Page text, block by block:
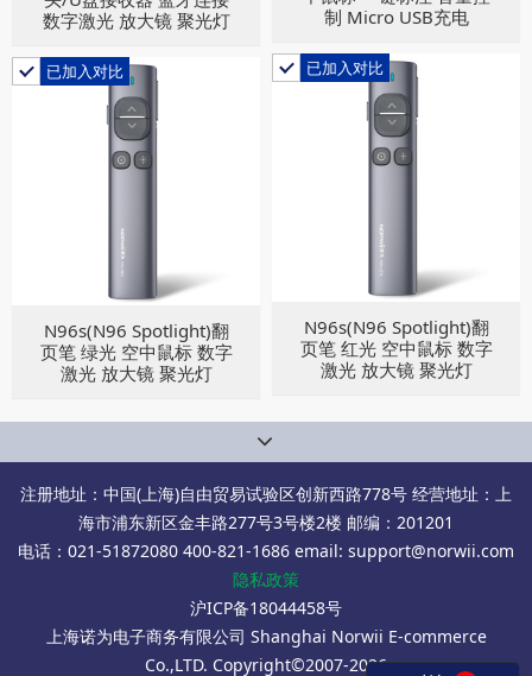
制 Micro USB充电
数字激光 放大镜 聚光灯
已加入对比
N96s(N96 Spotlight)翻
页笔 红光 空中鼠标 数字
激光 放大镜 聚光灯
已加入对比
N96s(N96 Spotlight)翻
页笔 绿光 空中鼠标 数字
激光 放大镜 聚光灯
注册地址：中国(上海)自由贸易试验区创新西路778号 经营地址：上
海市浦东新区金丰路277号3号楼2楼 邮编：201201
电话：021-51872080 400-821-1686 email: support@norwii.com
隐私政策
沪ICP备18044458号
上海诺为电子商务有限公司 Shanghai Norwii E-commerce
Co.,LTD. Copyright©2007-2026